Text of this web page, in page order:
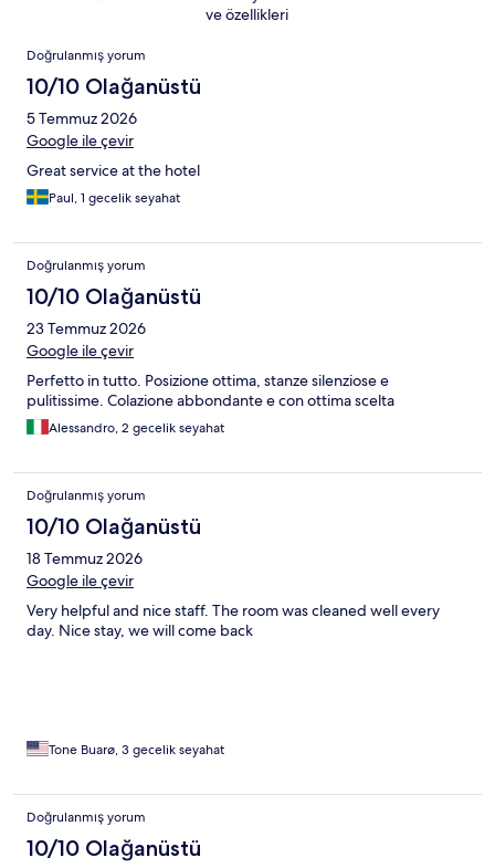
ve özellikleri
Yorumlar
Doğrulanmış yorum
10/10 Olağanüstü
5 Temmuz 2026
Google ile çevir
Great service at the hotel
Paul, 1 gecelik seyahat
Doğrulanmış yorum
10/10 Olağanüstü
23 Temmuz 2026
Google ile çevir
Perfetto in tutto. Posizione ottima, stanze silenziose e
pulitissime. Colazione abbondante e con ottima scelta
Alessandro, 2 gecelik seyahat
Doğrulanmış yorum
10/10 Olağanüstü
18 Temmuz 2026
Google ile çevir
Very helpful and nice staff. The room was cleaned well every
day. Nice stay, we will come back
Tone Buarø, 3 gecelik seyahat
Doğrulanmış yorum
10/10 Olağanüstü